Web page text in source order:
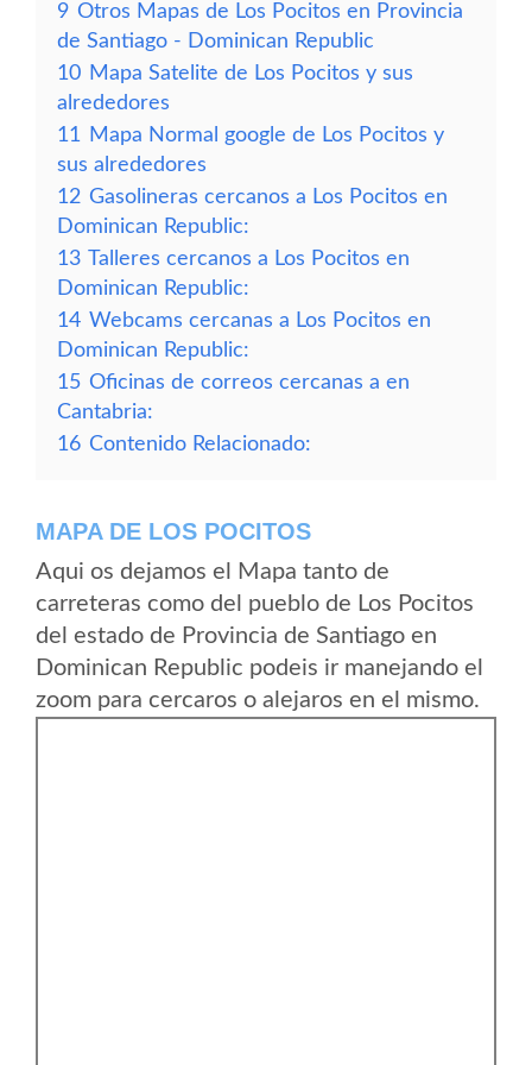
9 Otros Mapas de Los Pocitos en Provincia
de Santiago - Dominican Republic
10 Mapa Satelite de Los Pocitos y sus
alrededores
11
Mapa Normal google de Los Pocitos y
sus alrededores
12 Gasolineras cercanos a Los Pocitos en
Dominican Republic:
13 Talleres cercanos a Los Pocitos en
Dominican Republic:
14 Webcams cercanas a Los Pocitos en
Dominican Republic:
15 Oficinas de correos cercanas a en
Cantabria:
16 Contenido Relacionado:
MAPA DE LOS POCITOS
Aqui os dejamos el Mapa tanto de
carreteras como del pueblo de Los Pocitos
del estado de Provincia de Santiago en
Dominican Republic podeis ir manejando el
zoom para cercaros o alejaros en el mismo.